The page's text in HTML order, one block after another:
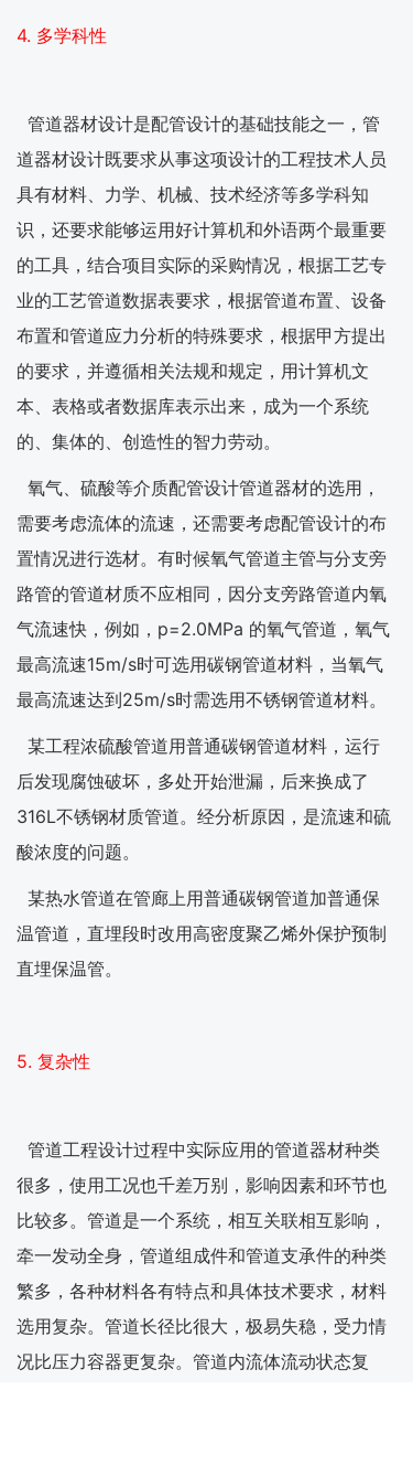
4. 多学科性
管道器材设计是配管设计的基础技能之一，管
道器材设计既要求从事这项设计的工程技术人员
具有材料、力学、机械、技术经济等多学科知
识，还要求能够运用好计算机和外语两个最重要
的工具，结合项目实际的采购情况，根据工艺专
业的工艺管道数据表要求，根据管道布置、设备
布置和管道应力分析的特殊要求，根据甲方提出
的要求，并遵循相关法规和规定，用计算机文
本、表格或者数据库表示出来，成为一个系统
的、集体的、创造性的智力劳动。
氧气、硫酸等介质配管设计管道器材的选用，
需要考虑流体的流速，还需要考虑配管设计的布
置情况进行选材。有时候氧气管道主管与分支旁
路管的管道材质不应相同，因分支旁路管道内氧
气流速快，例如，p=2.0MPa 的氧气管道，氧气
最高流速15m/s时可选用碳钢管道材料，当氧气
最高流速达到25m/s时需选用不锈钢管道材料。
某工程浓硫酸管道用普通碳钢管道材料，运行
后发现腐蚀破坏，多处开始泄漏，后来换成了
316L不锈钢材质管道。经分析原因，是流速和硫
酸浓度的问题。
某热水管道在管廊上用普通碳钢管道加普通保
温管道，直埋段时改用高密度聚乙烯外保护预制
直埋保温管。
5. 复杂性
管道工程设计过程中实际应用的管道器材种类
很多，使用工况也千差万别，影响因素和环节也
比较多。管道是一个系统，相互关联相互影响，
牵一发动全身，管道组成件和管道支承件的种类
繁多，各种材料各有特点和具体技术要求，材料
选用复杂。管道长径比很大，极易失稳，受力情
况比压力容器更复杂。管道内流体流动状态复